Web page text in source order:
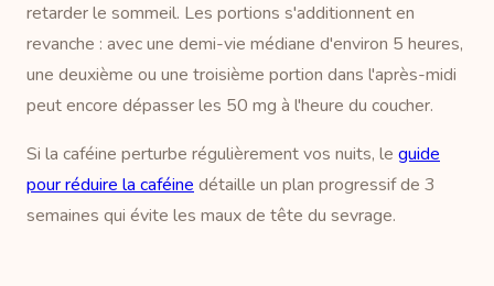
retarder le sommeil. Les portions s'additionnent en
revanche : avec une demi-vie médiane d'environ 5 heures,
une deuxième ou une troisième portion dans l'après-midi
peut encore dépasser les 50 mg à l'heure du coucher.
Si la caféine perturbe régulièrement vos nuits, le guide
pour réduire la caféine détaille un plan progressif de 3
semaines qui évite les maux de tête du sevrage.